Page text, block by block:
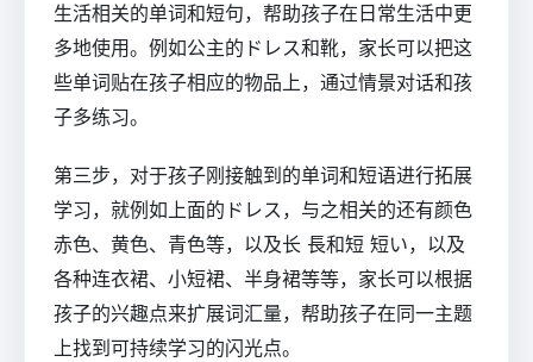
生活相关的单词和短句，帮助孩子在日常生活中更
多地使用。例如公主的ドレス和靴，家长可以把这
些单词贴在孩子相应的物品上，通过情景对话和孩
子多练习。
第三步，对于孩子刚接触到的单词和短语进行拓展
学习，就例如上面的ドレス，与之相关的还有颜色
赤色、黄色、青色等，以及长 長和短 短い，以及
各种连衣裙、小短裙、半身裙等等，家长可以根据
孩子的兴趣点来扩展词汇量，帮助孩子在同一主题
上找到可持续学习的闪光点。